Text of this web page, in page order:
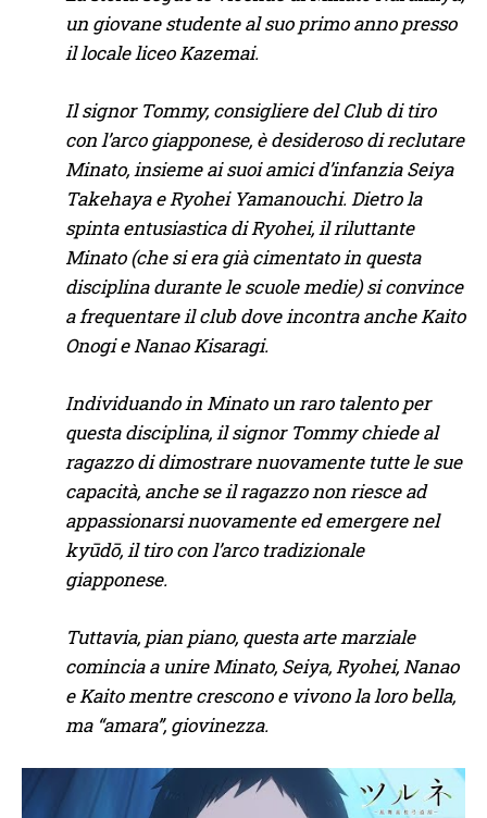
un giovane studente al suo primo anno presso
il locale liceo Kazemai.
Il signor Tommy, consigliere del Club di tiro
con l’arco giapponese, è desideroso di reclutare
Minato, insieme ai suoi amici d’infanzia Seiya
Takehaya e Ryohei Yamanouchi. Dietro la
spinta entusiastica di Ryohei, il riluttante
Minato (che si era già cimentato in questa
disciplina durante le scuole medie) si convince
a frequentare il club dove incontra anche Kaito
Onogi e Nanao Kisaragi.
Individuando in Minato un raro talento per
questa disciplina, il signor Tommy chiede al
ragazzo di dimostrare nuovamente tutte le sue
capacità, anche se il ragazzo non riesce ad
appassionarsi nuovamente ed emergere nel
kyūdō, il tiro con l’arco tradizionale
giapponese.
Tuttavia, pian piano, questa arte marziale
comincia a unire Minato, Seiya, Ryohei, Nanao
e Kaito mentre crescono e vivono la loro bella,
ma “amara”, giovinezza.